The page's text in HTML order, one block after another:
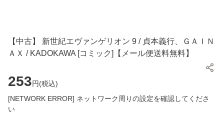
【中古】 新世紀エヴァンゲリオン 9 / 貞本義行、ＧＡＩＮ
ＡＸ / KADOKAWA [コミック]【メール便送料無料】
253円(税込)
[NETWORK ERROR] ネットワーク周りの設定を確認してくださ
い